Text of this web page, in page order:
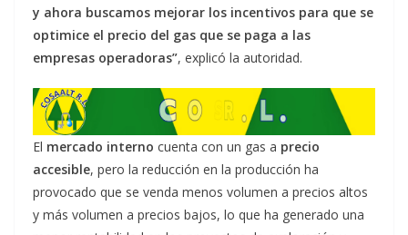
y ahora buscamos mejorar los incentivos para que se
optimice el precio del gas que se paga a las
empresas operadoras”, explicó la autoridad.
El mercado interno cuenta con un gas a precio
accesible, pero la reducción en la producción ha
provocado que se venda menos volumen a precios altos
y más volumen a precios bajos, lo que ha generado una